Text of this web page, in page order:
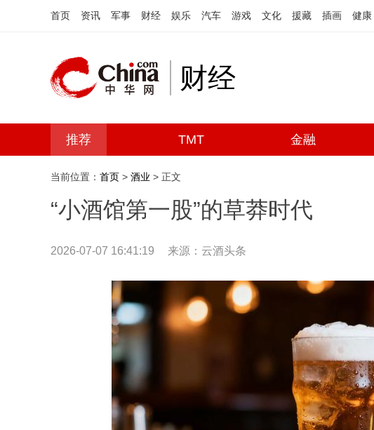
首页 资讯 军事 财经 娱乐 汽车 游戏 文化 援藏 插画 健康
财经
推荐 TMT 金融
当前位置： 首页 > 酒业 > 正文
“小酒馆第一股”的草莽时代
2026-07-07 16:41:19 来源：云酒头条